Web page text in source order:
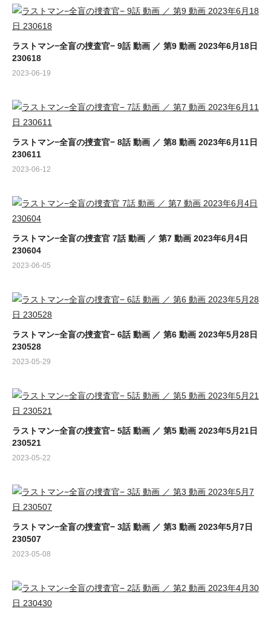
ラストマン−全盲の捜査官− 9話 動画 ／ 第9 動画 2023年6月18日
230618
2023-06-19
ラストマン−全盲の捜査官− 8話 動画 ／ 第8 動画 2023年6月11日
230611
2023-06-12
ラストマン−全盲の捜査官 7話 動画 ／ 第7 動画 2023年6月4日
230604
2023-06-05
ラストマン−全盲の捜査官− 6話 動画 ／ 第6 動画 2023年5月28日
230528
2023-05-29
ラストマン−全盲の捜査官− 5話 動画 ／ 第5 動画 2023年5月21日
230521
2023-05-22
ラストマン−全盲の捜査官− 3話 動画 ／ 第3 動画 2023年5月7日
230507
2023-05-08